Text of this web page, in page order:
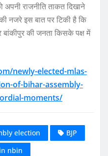
राजनीति ताकत दिखाने
नजरे इस बात पर टिकी है कि
की जनता किसके पक्ष में
newly-elected-mlas-
of-bihar-assembly-
moments/
election
BJP
nbin